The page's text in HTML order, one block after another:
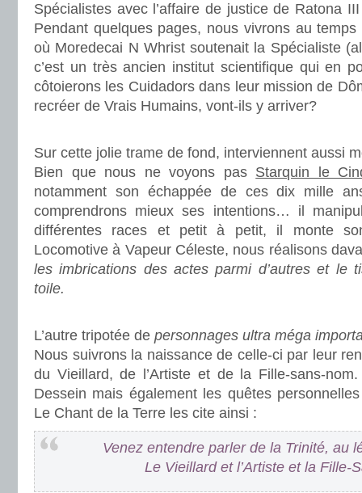
Spécialistes avec l’affaire de justice de Ratona
Pendant quelques pages, nous vivrons au
où Moredecai N Whrist soutenait la Spécialiste
c’est un très ancien institut scientifique qui en
côtoierons les Cuidadors dans leur mission de
recréer de Vrais Humains, vont-ils y arriver?
Sur cette jolie trame de fond, interviennent aussi
Bien que nous ne voyons pas Starquin le
notamment son échappée de ces dix mille
comprendrons mieux ses intentions… il
différentes races et petit à petit, il monte
Locomotive à Vapeur Céleste, nous réalisons
les imbrications des actes parmi d’autres et le
toile.
L’autre tripotée de personnages ultra méga
Nous suivrons la naissance de celle-ci par leur
du Vieillard, de l’Artiste et de la Fille-sans-
Dessein mais également les quêtes
Le Chant de la Terre les cite ainsi :
Venez entendre parler de la Trinité, au
Le Vieillard et l’Artiste et la Fille-